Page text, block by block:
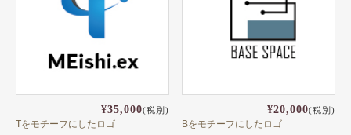
¥35,000(税別)
Tをモチーフにしたロゴ
¥20,000(税別)
Bをモチーフにしたロゴ